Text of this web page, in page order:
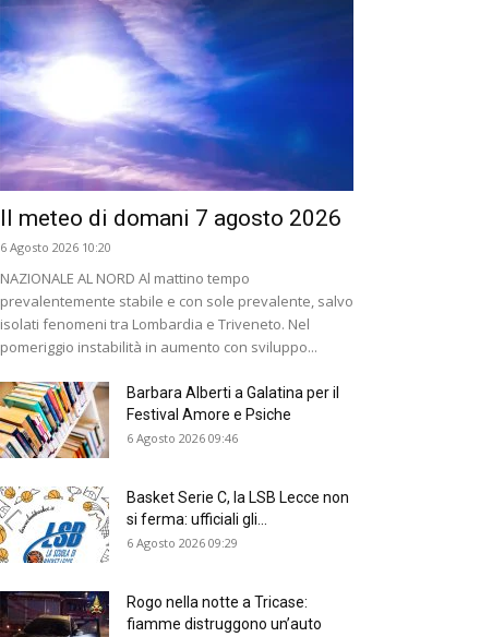
Il meteo di domani 7 agosto 2026
6 Agosto 2026 10:20
NAZIONALE AL NORD Al mattino tempo
prevalentemente stabile e con sole prevalente, salvo
isolati fenomeni tra Lombardia e Triveneto. Nel
pomeriggio instabilità in aumento con sviluppo...
Barbara Alberti a Galatina per il
Festival Amore e Psiche
6 Agosto 2026 09:46
Basket Serie C, la LSB Lecce non
si ferma: ufficiali gli...
6 Agosto 2026 09:29
Rogo nella notte a Tricase:
fiamme distruggono un’auto